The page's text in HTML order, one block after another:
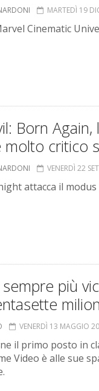
MARTEDÌ 19
Cinematic
Born
molto critico
VENERDÌ 22
attacca il
sempre più
VENERDÌ 13 MAGGIO
il primo posto in
Video è alle sue